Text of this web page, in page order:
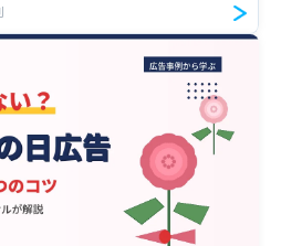
せんか。 近年存在感を増す
ト「Amazon Rufus」は、従